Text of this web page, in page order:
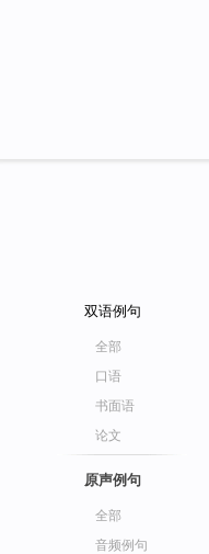
双语例句
全部
口语
书面语
论文
原声例句
全部
音频例句